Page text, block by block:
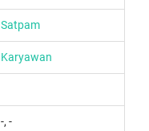
Satpam
Karyawan
-, -